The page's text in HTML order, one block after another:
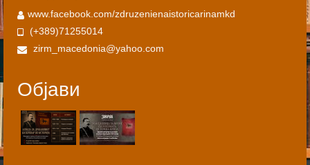
www.facebook.com/zdruzenienaistoricarinamkd
(+389)71255014
zirm_macedonia@yahoo.com
Објави